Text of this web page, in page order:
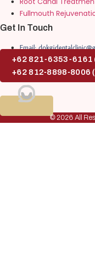
Fullmouth
Get In Touch
Email:
+62 821-6353-6161
+62 812-8898-8006
© 2026 All